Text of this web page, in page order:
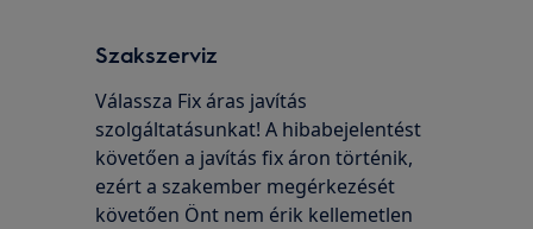
Szakszerviz
Válassza Fix áras javítás
szolgáltatásunkat! A hibabejelentést
követően a javítás fix áron történik,
ezért a szakember megérkezését
követően Önt nem érik kellemetlen